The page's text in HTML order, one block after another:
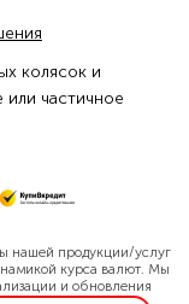
колясок и
частичное
нашей продукции/услуг
курса валют. Мы
и обновления